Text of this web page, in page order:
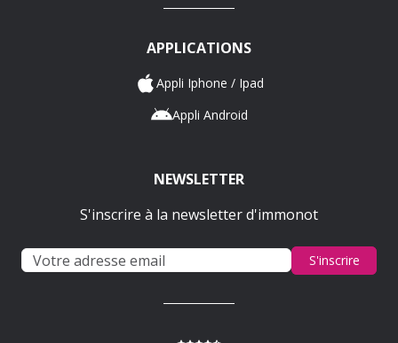
APPLICATIONS
Appli Iphone / Ipad
Appli Android
NEWSLETTER
S'inscrire à la newsletter d'immonot
S'inscrire